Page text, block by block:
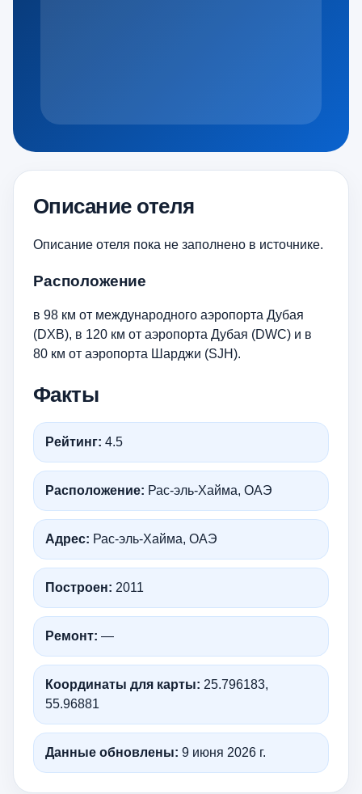
Описание отеля
Описание отеля пока не заполнено в источнике.
Расположение
в 98 км от международного аэропорта Дубая
(DXB), в 120 км от аэропорта Дубая (DWC) и в
80 км от аэропорта Шарджи (SJH).
Факты
Рейтинг: 4.5
Расположение: Рас-эль-Хайма, ОАЭ
Адрес: Рас-эль-Хайма, ОАЭ
Построен: 2011
Ремонт: —
Координаты для карты: 25.796183,
55.96881
Данные обновлены: 9 июня 2026 г.